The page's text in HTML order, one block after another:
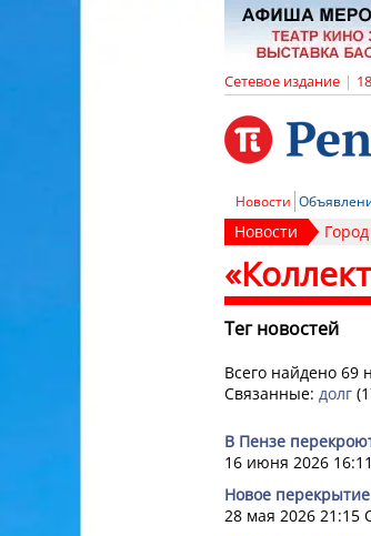
Сетевое издание |
Новости
Новости Город
Тег новостей
Всего найдено 69
Связанные: долг
В Пензе
16 июня 2026 16:11
Новое
28 мая 2026 21:15